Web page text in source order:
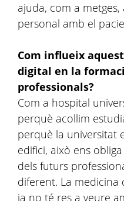
ajuda, com a
personal amb el
Com influeix
digital en la
professionals?
Com a hospital
perquè acollim
perquè la universitat
edifici, això ens
dels futurs
diferent. La medicina
ja no té res a veure